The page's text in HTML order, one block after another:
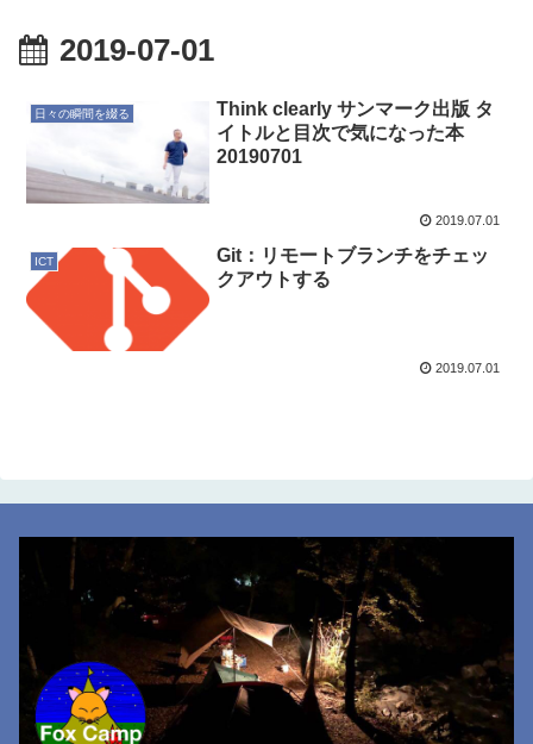
2019-07-01
日々の瞬間を綴る
Think clearly サンマーク出版 タ
イトルと目次で気になった本
20190701
2019.07.01
ICT
Git：リモートブランチをチェッ
クアウトする
2019.07.01